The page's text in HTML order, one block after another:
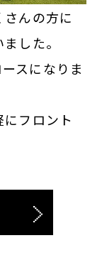
んの方に
した。
スになりま
フロント